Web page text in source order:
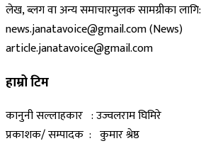
लेख, ब्लग वा अन्य समाचारमुलक सामग्रीका लागि:
news.janatavoice@gmail.com (News)
article.janatavoice@gmail.com
हाम्रो टिम
कानुनी सल्लाहकार : उज्वलराम घिमिरे
प्रकाशक/ सम्पादक : कुमार श्रेष्ठ